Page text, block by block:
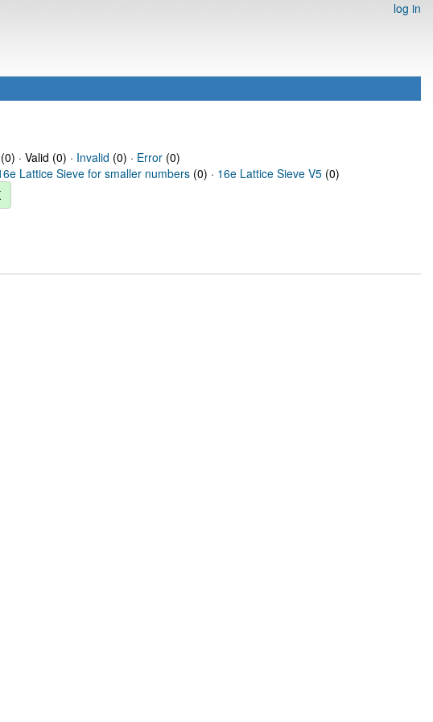
log in
· Valid (0) · Invalid (0) · Error(0)
Lattice Sieve for smaller numbers (0) · 16e Lattice Sieve V5 (0)